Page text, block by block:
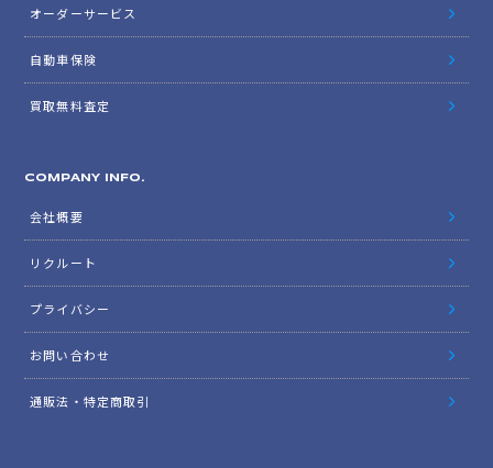
オーダーサービス
自動車保険
買取無料査定
COMPANY INFO.
会社概要
リクルート
プライバシー
お問い合わせ
通販法・特定商取引